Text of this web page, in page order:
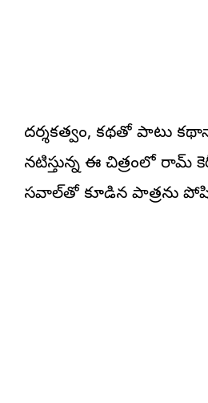
దర్శకత్వం, కథతో పాటు
నటిస్తున్న ఈ చిత్రంలో రామ్
సవాల్‌తో కూడిన పాత్రను